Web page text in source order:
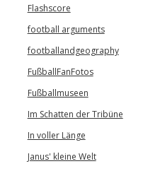
Flashscore
football arguments
footballandgeography
FußballFanFotos
Fußballmuseen
Im Schatten der Tribüne
In voller Länge
Janus' kleine Welt